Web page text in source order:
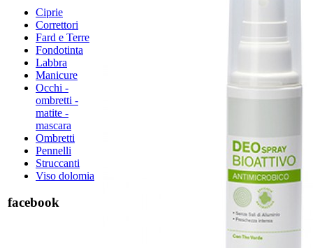
Ciprie
Correttori
Fard e Terre
Fondotinta
Labbra
Manicure
Occhi -
ombretti -
matite -
mascara
Ombretti
Pennelli
Struccanti
Viso dolomia
facebook